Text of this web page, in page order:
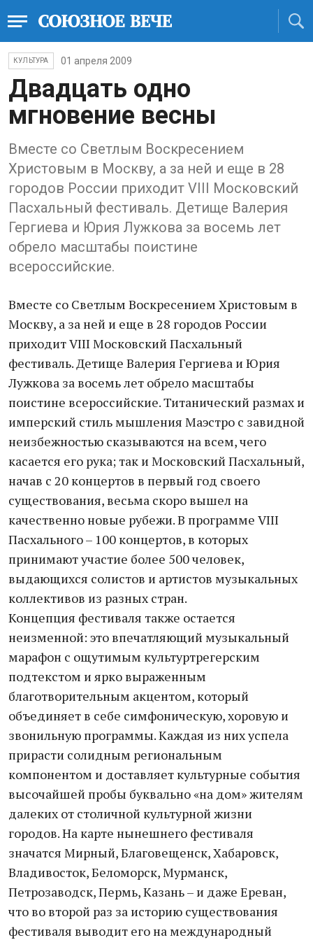
КУЛЬТУРА 01 апреля 2009
Двадцать одно
мгновение весны
Вместе со Светлым Воскресением
Христовым в Москву, а за ней и еще в 28
городов России приходит VIII Московский
Пасхальный фестиваль. Детище Валерия
Гергиева и Юрия Лужкова за восемь лет
обрело масштабы поистине
всероссийские.
Вместе со Светлым Воскресением Христовым в
Москву, а за ней и еще в 28 городов России
приходит VIII Московский Пасхальный
фестиваль. Детище Валерия Гергиева и Юрия
Лужкова за восемь лет обрело масштабы
поистине всероссийские. Титанический размах и
имперский стиль мышления Маэстро с завидной
неизбежностью сказываются на всем, чего
касается его рука; так и Московский Пасхальный,
начав с 20 концертов в первый год своего
существования, весьма скоро вышел на
качественно новые рубежи. В программе VIII
Пасхального – 100 концертов, в которых
принимают участие более 500 человек,
выдающихся солистов и артистов музыкальных
коллективов из разных стран.
Концепция фестиваля также остается
неизменной: это впечатляющий музыкальный
марафон с ощутимым культуртрегерским
подтекстом и ярко выраженным
благотворительным акцентом, который
объединяет в себе симфоническую, хоровую и
звонильную программы. Каждая из них успела
прирасти солидным региональным
компонентом и доставляет культурные события
высочайшей пробы буквально «на дом» жителям
далеких от столичной культурной жизни
городов. На карте нынешнего фестиваля
значатся Мирный, Благовещенск, Хабаровск,
Владивосток, Беломорск, Мурманск,
Петрозаводск, Пермь, Казань – и даже Ереван,
что во второй раз за историю существования
фестиваля выводит его на международный